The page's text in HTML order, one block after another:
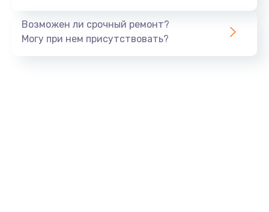
Заказать
Возможен ли срочный ремонт?
Могу при нем присутствовать?